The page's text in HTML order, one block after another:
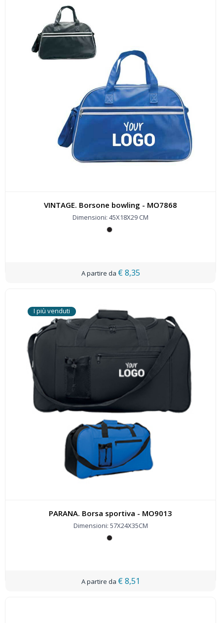
VINTAGE. Borsone bowling - MO7868
Dimensioni: 45X18X29 CM
€ 8,35
I più venduti
PARANA. Borsa sportiva - MO9013
Dimensioni: 57X24X35CM
€ 8,51